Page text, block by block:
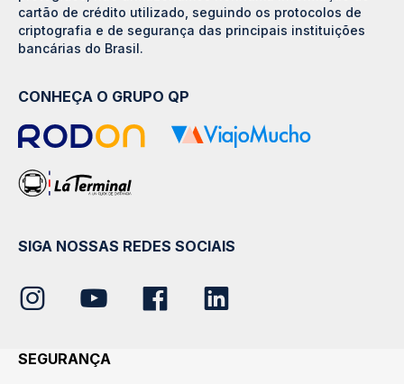
cartão de crédito utilizado, seguindo os protocolos de
criptografia e de segurança das principais instituições
bancárias do Brasil.
CONHEÇA O GRUPO QP
SIGA NOSSAS REDES SOCIAIS
SEGURANÇA